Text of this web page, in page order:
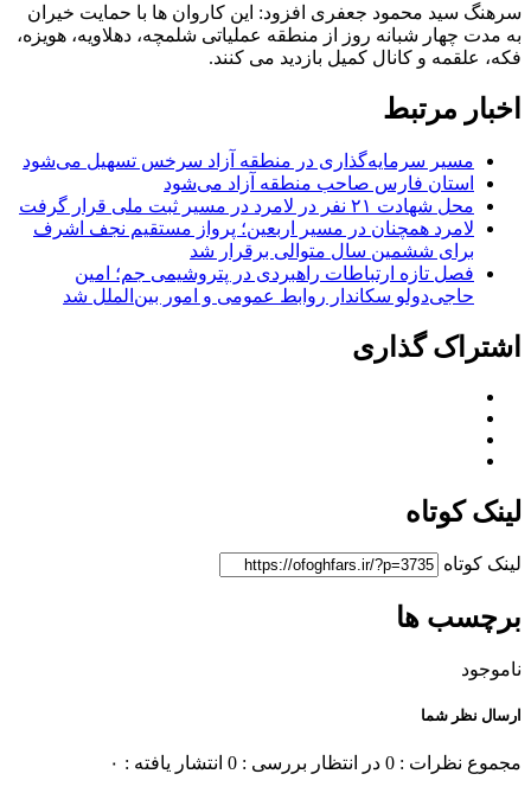
سرهنگ سید محمود جعفری افزود: این کاروان ها با حمایت خیران
به مدت چهار شبانه روز از منطقه عملیاتی شلمچه، دهلاویه، هویزه،
فکه، علقمه و کانال کمیل بازدید می کنند.
اخبار مرتبط
مسیر سرمایه‌گذاری در منطقه آزاد سرخس تسهیل می‌شود
استان فارس صاحب منطقه آزاد می‌شود
محل شهادت ۲۱ نفر در لامرد در مسیر ثبت ملی قرار گرفت
لامرد همچنان در مسیر اربعین؛ پرواز مستقیم نجف اشرف
برای ششمین سال متوالی برقرار شد
فصل تازه ارتباطات راهبردی در پتروشیمی جم؛ امین
حاجی‌دولو سکاندار روابط عمومی و امور بین‌الملل شد
اشتراک گذاری
لینک کوتاه
لینک کوتاه
برچسب ها
ناموجود
ارسال نظر شما
مجموع نظرات : 0 در انتظار بررسی : 0 انتشار یافته : ۰